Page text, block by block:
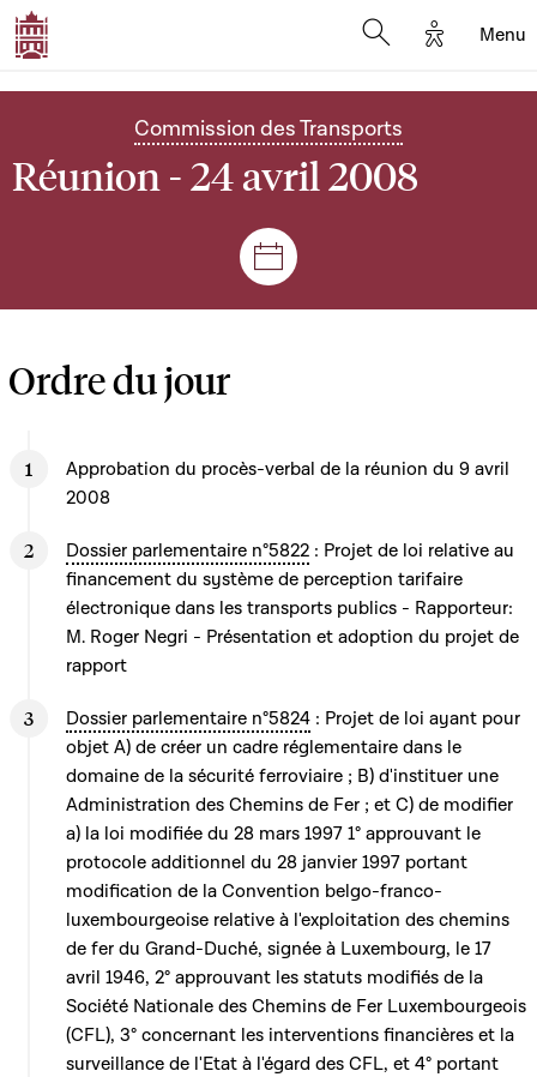
Options
Menu
Commission des Transports
Réunion - 24 avril 2008
Séances et réunions
Ordre du jour
Approbation du procès-verbal de la réunion du 9 avril
2008
Dossier parlementaire n°5822 : Projet de loi relative au
financement du système de perception tarifaire
électronique dans les transports publics - Rapporteur:
M. Roger Negri - Présentation et adoption du projet de
rapport
Dossier parlementaire n°5824 : Projet de loi ayant pour
objet A) de créer un cadre réglementaire dans le
domaine de la sécurité ferroviaire ; B) d'instituer une
Administration des Chemins de Fer ; et C) de modifier
a) la loi modifiée du 28 mars 1997 1° approuvant le
protocole additionnel du 28 janvier 1997 portant
modification de la Convention belgo-franco-
luxembourgeoise relative à l'exploitation des chemins
de fer du Grand-Duché, signée à Luxembourg, le 17
avril 1946, 2° approuvant les statuts modifiés de la
Société Nationale des Chemins de Fer Luxembourgeois
(CFL), 3° concernant les interventions financières et la
surveillance de l'Etat à l'égard des CFL, et 4° portant